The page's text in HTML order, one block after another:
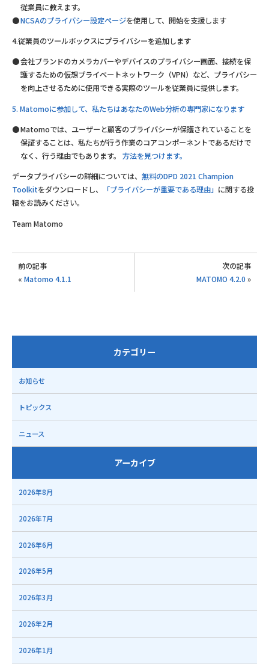
従業員に教えます。
NCSAのプライバシー設定ページを使用して、開始を支援します
4.従業員のツールボックスにプライバシーを追加します
会社ブランドのカメラカバーやデバイスのプライバシー画面、接続を保
護するための仮想プライベートネットワーク（VPN）など、プライバシー
を向上させるために使用できる実際のツールを従業員に提供します。
5. Matomoに参加して、私たちはあなたのWeb分析の専門家になります
Matomoでは、ユーザーと顧客のプライバシーが保護されていることを
保証することは、私たちが行う作業のコアコンポーネントであるだけで
なく、行う理由でもあります。 方法を見つけます。
データプライバシーの詳細については、 無料のDPD 2021 Champion
Toolkitをダウンロードし、 「プライバシーが重要である理由」 に関する投
稿をお読みください。
Team Matomo
前の記事
« Matomo 4.1.1
次の記事
MATOMO 4.2.0 »
カテゴリー
お知らせ
トピックス
ニュース
アーカイブ
2026年8月
2026年7月
2026年6月
2026年5月
2026年3月
2026年2月
2026年1月